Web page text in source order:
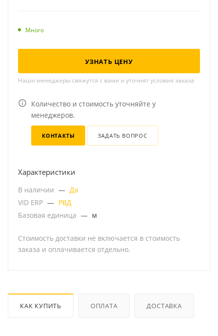
Много
УЗНАТЬ ЦЕНУ
Наши менеджеры свяжутся с вами и уточнят условия заказа
Количество и стоимость уточняйте у
менеджеров.
КОНТАКТЫ ЗАДАТЬ ВОПРОС
Характеристики
В наличии — Да
VID ERP — РВД
Базовая единица — м
Стоимость доставки не включается в стоимость
заказа и оплачивается отдельно.
КАК КУПИТЬ ОПЛАТА ДОСТАВКА